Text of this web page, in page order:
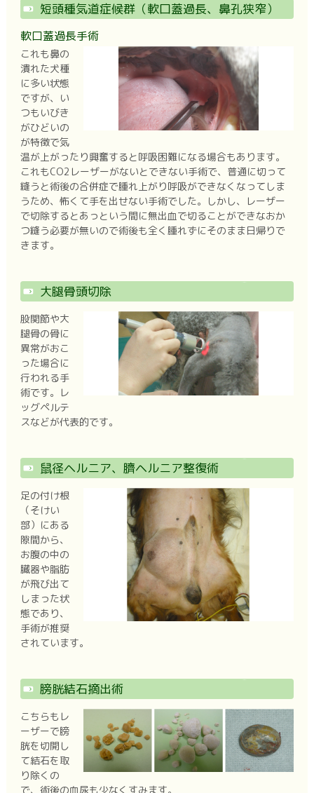
短頭種気道症候群（軟口蓋過長、鼻孔狭窄）
軟口蓋過長手術
これも鼻の
潰れた犬種
に多い状態
ですが、い
つもいびき
がひどいの
が特徴で気
温が上がったり興奮すると呼吸困難になる場合もあります。
これもCO2レーザーがないとできない手術で、普通に切って
縫うと術後の合併症で腫れ上がり呼吸ができなくなってしま
うため、怖くて手を出せない手術でした。しかし、レーザー
で切除するとあっという間に無出血で切ることができなおか
つ縫う必要が無いので術後も全く腫れずにそのまま日帰りで
きます。
大腿骨頭切除
股関節や大
腿骨の骨に
異常がおこ
った場合に
行われる手
術です。レ
ッグペルテ
スなどが代表的です。
鼠径ヘルニア、臍ヘルニア整復術
足の付け根
（そけい
部）にある
隙間から、
お腹の中の
臓器や脂肪
が飛び出て
しまった状
態であり、
手術が推奨
されています。
膀胱結石摘出術
こちらもレ
ーザーで膀
胱を切開し
て結石を取
り除くの
で、術後の血尿も少なくすみます。